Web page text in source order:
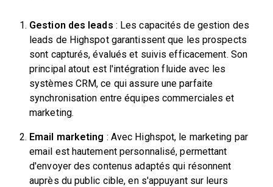
Gestion des leads : Les capacités de gestion des
leads de Highspot garantissent que les prospects
sont capturés, évalués et suivis efficacement. Son
principal atout est l'intégration fluide avec les
systèmes CRM, ce qui assure une parfaite
synchronisation entre équipes commerciales et
marketing.
Email marketing : Avec Highspot, le marketing par
email est hautement personnalisé, permettant
d'envoyer des contenus adaptés qui résonnent
auprès du public cible, en s'appuyant sur leurs